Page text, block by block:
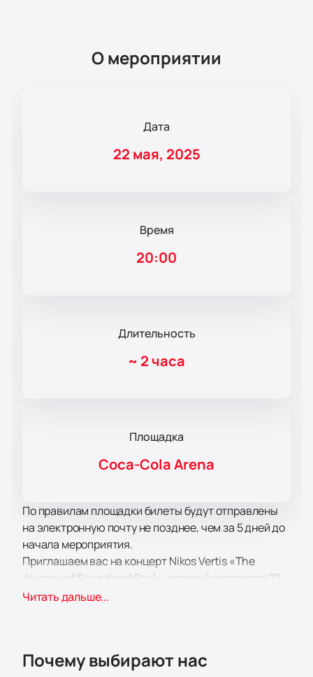
О мероприятии
Дата
22 мая, 2025
Время
20:00
Длительность
~ 2 часа
Площадка
Coca-Cola Arena
По правилам площадки билеты будут отправлены
на электронную почту не позднее, чем за 5 дней до
начала мероприятия.
Приглашаем вас на концерт Nikos Vertis «The
Journey of Sound and Soul», который состоится 22
мая 2025 года в знаменитой Coca-Cola Arena в
праздником для всех ценителей его творчества.
Читать дальше...
Почему выбирают нас